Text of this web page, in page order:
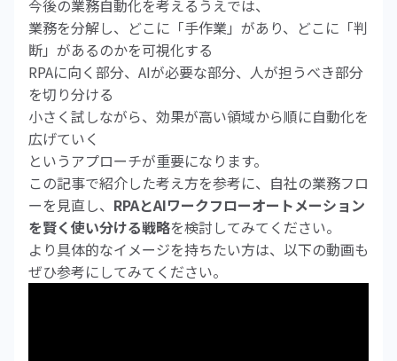
今後の業務自動化を考えるうえでは、
業務を分解し、どこに「手作業」があり、どこに「判
断」があるのかを可視化する
RPAに向く部分、AIが必要な部分、人が担うべき部分
を切り分ける
小さく試しながら、効果が高い領域から順に自動化を
広げていく
というアプローチが重要になります。
この記事で紹介した考え方を参考に、自社の業務フロ
ーを見直し、 RPAとAIワークフローオートメーション
を賢く使い分ける戦略を検討してみてください。
より具体的なイメージを持ちたい方は、以下の動画も
ぜひ参考にしてみてください。